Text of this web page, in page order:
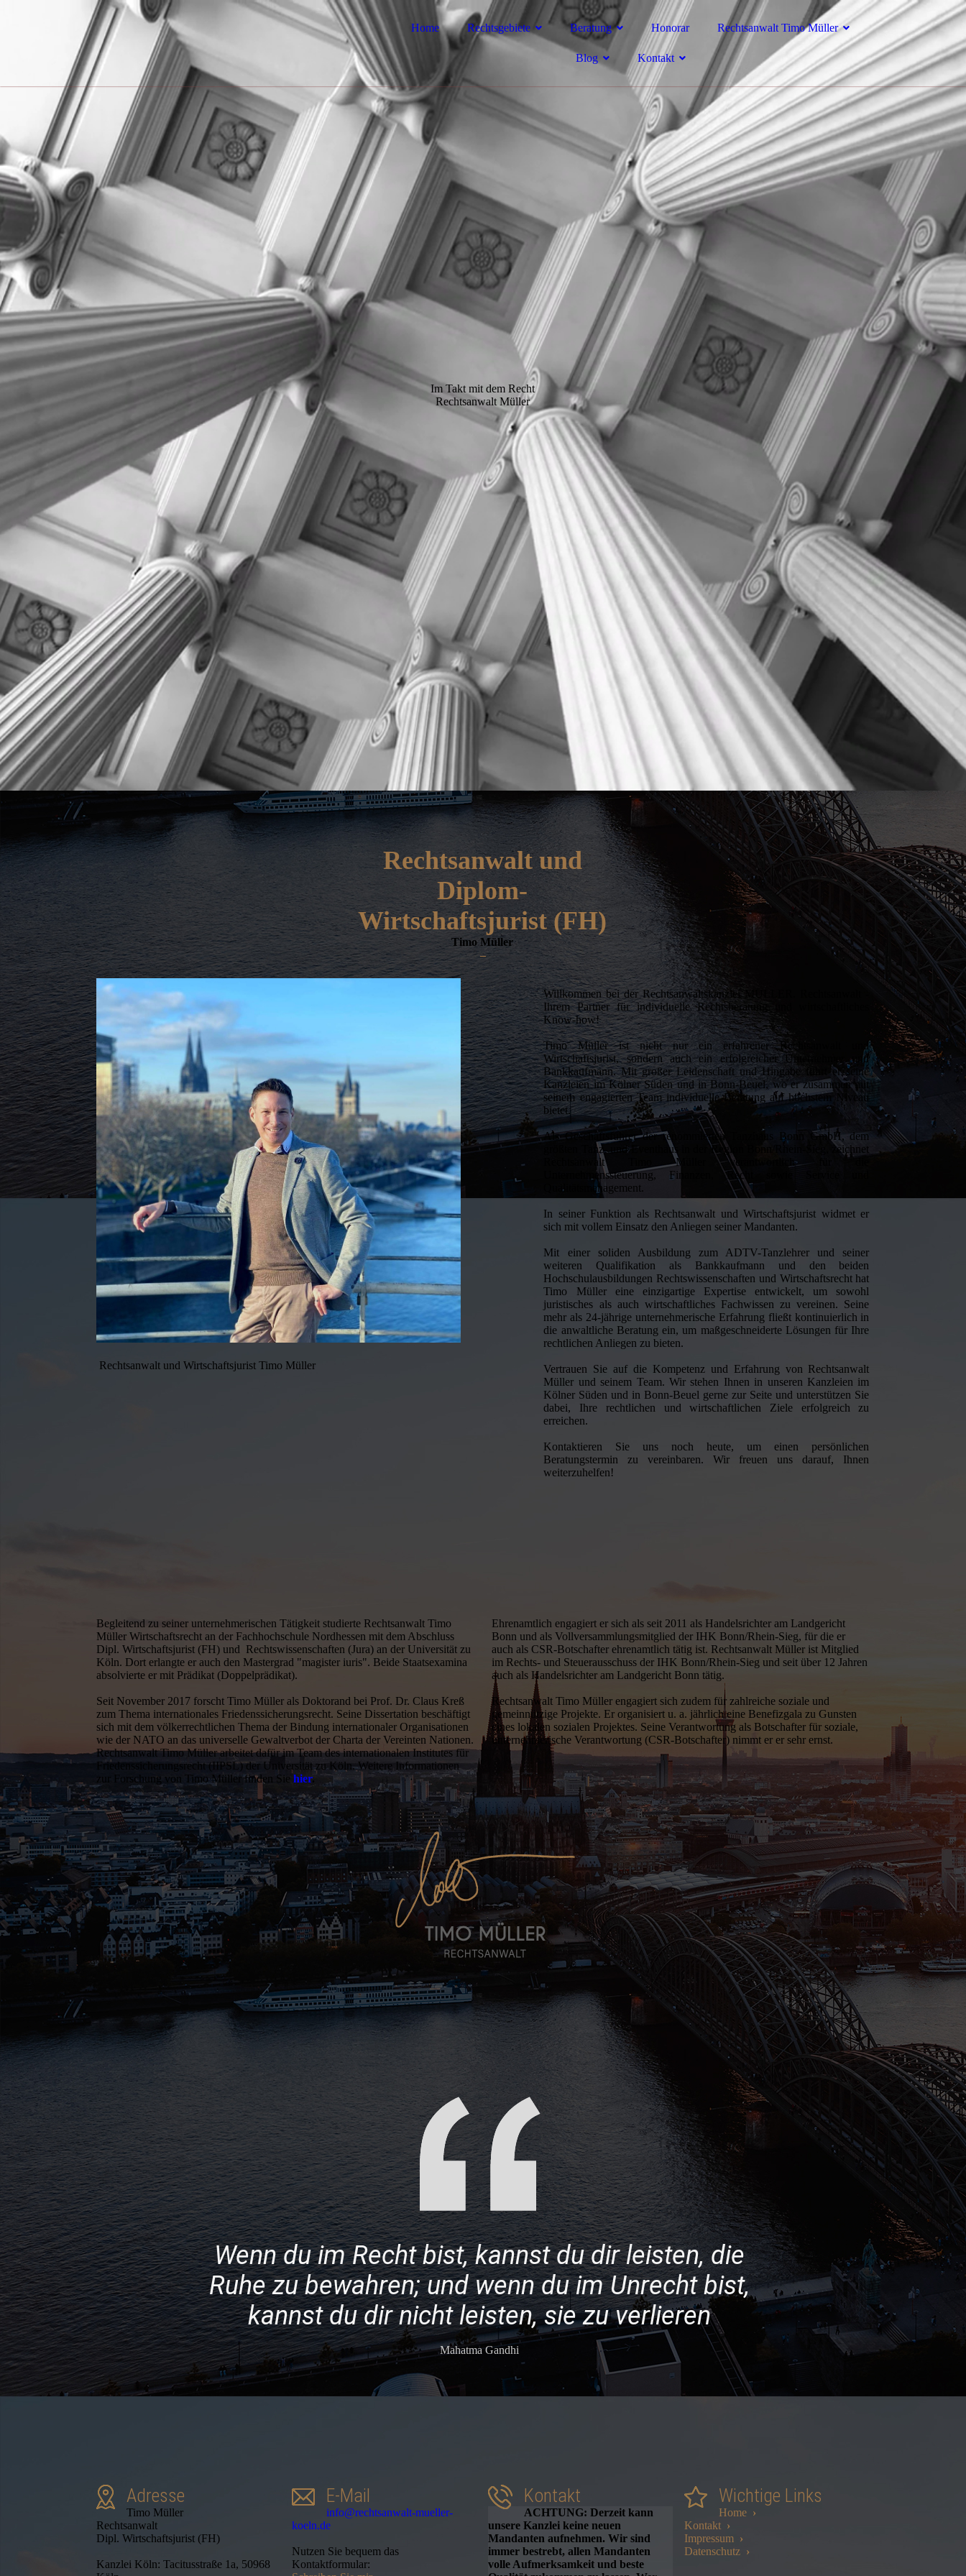
Home Rechtsgebiete Beratung Honorar Rechtsanwalt Timo Müller
Blog Kontakt
Im Takt mit dem Recht
Rechtsanwalt Müller
Rechtsanwalt und
Diplom-
Wirtschaftsjurist (FH)
Timo Müller
–
Rechtsanwalt und Wirtschaftsjurist Timo Müller
Willkommen bei der Rechtsanwaltskanzlei MÜLLER. Rechtsanwalt -
Ihrem Partner für individuelle Rechtsberatung und wirtschaftliches
Know-how!
Timo Müller ist nicht nur ein erfahrener Rechtsanwalt und
Wirtschaftsjurist, sondern auch ein erfolgreicher Unternehmer und
Bankkaufmann. Mit großer Leidenschaft und Hingabe führt er seine
Kanzleien im Kölner Süden und in Bonn-Beuel, wo er zusammen mit
seinem engagierten Team individuelle Beratung auf höchstem Niveau
bietet.
Als Geschäftsführer der renommierten Tanzhaus Bonn GmbH, dem
größten Tanz- und Eventhaus in der Region Bonn/Rhein-Sieg, zeichnet
Rechtsanwalt Timo Müller verantwortlich für die
Unternehmenssteuerung, Finanzen, Recht sowie Service und
Qualitätsmanagement.
In seiner Funktion als Rechtsanwalt und Wirtschaftsjurist widmet er
sich mit vollem Einsatz den Anliegen seiner Mandanten.
Mit einer soliden Ausbildung zum ADTV-Tanzlehrer und seiner
weiteren Qualifikation als Bankkaufmann und den beiden
Hochschulausbildungen Rechtswissenschaften und Wirtschaftsrecht hat
Timo Müller eine einzigartige Expertise entwickelt, um sowohl
juristisches als auch wirtschaftliches Fachwissen zu vereinen. Seine
mehr als 24-jährige unternehmerische Erfahrung fließt kontinuierlich in
die anwaltliche Beratung ein, um maßgeschneiderte Lösungen für Ihre
rechtlichen Anliegen zu bieten.
Vertrauen Sie auf die Kompetenz und Erfahrung von Rechtsanwalt
Müller und seinem Team. Wir stehen Ihnen in unseren Kanzleien im
Kölner Süden und in Bonn-Beuel gerne zur Seite und unterstützen Sie
dabei, Ihre rechtlichen und wirtschaftlichen Ziele erfolgreich zu
erreichen.
Kontaktieren Sie uns noch heute, um einen persönlichen
Beratungstermin zu vereinbaren. Wir freuen uns darauf, Ihnen
weiterzuhelfen!
Begleitend zu seiner unternehmerischen Tätigkeit studierte Rechtsanwalt Timo
Müller Wirt­schafts­recht an der Fach­hoch­schule Nord­hessen mit dem Abschluss
Dipl. Wirtschaftsjurist (FH) und Rechtswissenschaften (Jura) an der Universität zu
Köln. Dort erlangte er auch den Mastergrad "magister iuris". Beide Staatsexamina
absolvierte er mit Prädikat (Doppelprädikat).
Seit November 2017 forscht Timo Müller als Doktorand bei Prof. Dr. Claus Kreß
zum Thema internationales Friedens­sicherungs­recht. Seine Dissertation beschäftigt
sich mit dem völkerrechtlichen Thema der Bindung internationaler Organisationen
wie der NATO an das universelle Gewaltverbot der Charta der Vereinten Nationen.
Rechtsanwalt Timo Müller arbeitet dafür im Team des internationalen Institutes für
Friedenssicherungsrecht (IIPSL) der Universität zu Köln. Weitere Informationen
zur Forschung von Timo Müller finden Siehier.
Ehrenamtlich engagiert er sich als seit 2011 als Handelsrichter am Landgericht
Bonn und als Vollversammlungsmitglied der IHK Bonn/Rhein-Sieg, für die er
auch als CSR-Botschafter ehren­amtlich tätig ist. Rechtsanwalt Müller ist Mitglied
im Rechts- und Steuerausschuss der IHK Bonn/Rhein-Sieg und seit über 12 Jahren
auch als Handelsrichter am Landgericht Bonn tätig.
Rechtsanwalt Timo Müller engagiert sich zudem für zahlreiche soziale und
gemeinnützige Projekte. Er organisiert u. a. jährlich eine Benefizgala zu Gunsten
eines lokalen sozialen Projektes. Seine Verantwortung als Botschafter für soziale,
unternehmerische Verantwortung (CSR-Botschafter) nimmt er er sehr ernst.
Wenn du im Recht bist, kannst du dir leisten, die
Ruhe zu bewahren; und wenn du im Unrecht bist,
kannst du dir nicht leisten, sie zu verlieren
Mahatma Gandhi
Adresse
Timo Müller
Rechtsanwalt
Dipl. Wirtschaftsjurist (FH)
Kanzlei Köln: Tacitusstraße 1a, 50968
E-Mail
info@rechtsanwalt-mueller-
koeln.de
Nutzen Sie bequem das
Kontaktformular:
Kontakt
ACHTUNG: Derzeit kann
unsere Kanzlei keine neuen
Mandanten aufnehmen. Wir sind
immer bestrebt, allen Mandanten
volle Aufmerksamkeit und beste
Wichtige Links
Home ›
Kontakt ›
Impressum ›
Datenschutz ›